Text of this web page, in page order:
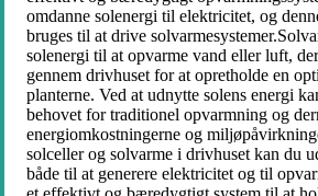
omdanne solenergi til elektricitet, og
bruges til at drive
solenergi til at opvarme vand eller luft,
gennem drivhuset for at opretholde en
planterne. Ved at udnytte solens energi
behovet for traditionel opvarmning og
energiomkostningerne og
solceller og solvarme i drivhuset kan du
både til at generere elektricitet og til